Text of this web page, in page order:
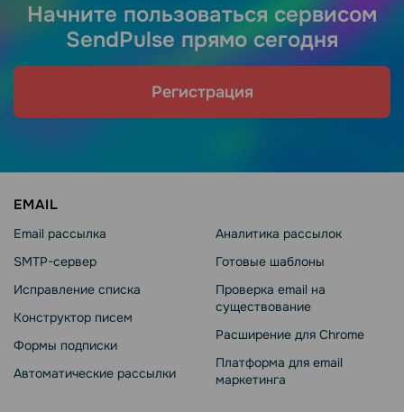
Начните пользоваться сервисом
SendPulse прямо сегодня
Регистрация
EMAIL
Email рассылка
SMTP-сервер
Исправление списка
Конструктор писем
Формы подписки
Автоматические рассылки
Аналитика рассылок
Готовые шаблоны
Проверка email на
существование
Расширение для Chrome
Платформа для email
маркетинга